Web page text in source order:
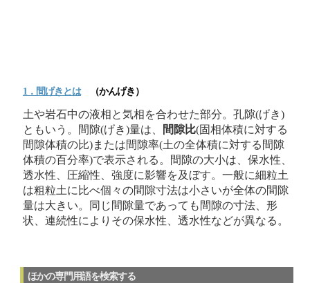
1．間げきとは（かんげき）
土や岩石中の液相と気相を合わせた部分。孔隙(げき)
ともいう。間隙(げき)量は、
間隙比(固相体積に対する
間隙体積の比)または間隙率(土の全体積に対する間隙
体積の百分率)で表示される。間隙の大小は、保水性、
透水性、圧縮性、強度に影響を及ぼす。一般に細粒土
は粗粒土に比べ個々の間隙寸法は小さいが全体の間隙
量は大きい。同じ間隙量であっても間隙の寸法、形
状、連続性によりその保水性、透水性などが異なる。
ほかの専門用語を検索する